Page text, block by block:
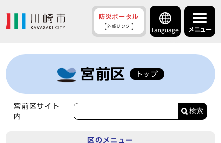
防災ポータル
外部リンク
Language メニュー
宮前区 トップ
宮前区サイト
内
検索
区のメニュー